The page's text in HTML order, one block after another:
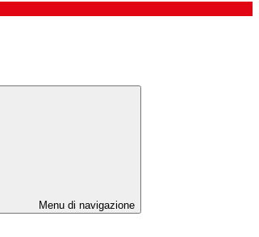
Menu di navigazione